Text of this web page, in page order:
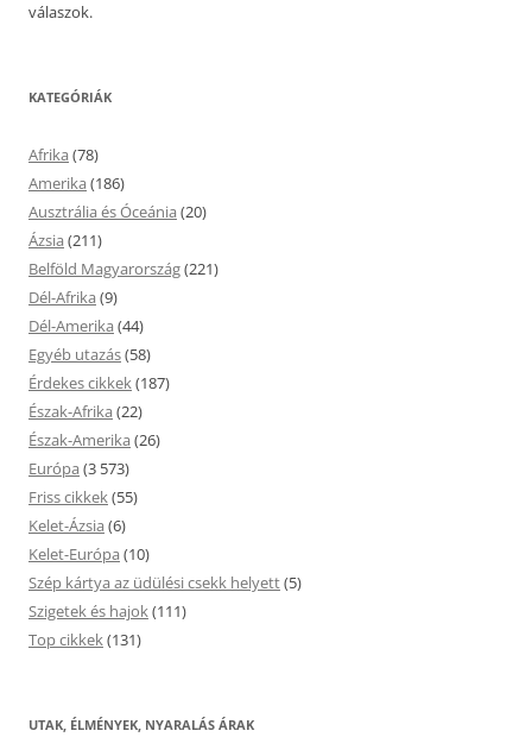
válaszok.
KATEGÓRIÁK
Afrika (78)
Amerika (186)
Ausztrália és Óceánia (20)
Ázsia (211)
Belföld Magyarország(221)
Dél-Afrika (9)
Dél-Amerika (44)
Egyéb utazás(58)
Érdekes cikkek(187)
Észak-Afrika (22)
Észak-Amerika (26)
Európa (3 573)
Friss cikkek(55)
Kelet-Ázsia (6)
Kelet-Európa (10)
Szép kártya az üdülési csekk helyett(5)
Szigetek és hajok(111)
Top cikkek(131)
UTAK, ÉLMÉNYEK, NYARALÁS ÁRAK